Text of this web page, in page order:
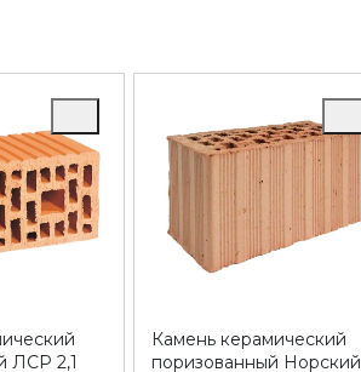
ЛСР 2,1
Камень керамический
поризованный Норский